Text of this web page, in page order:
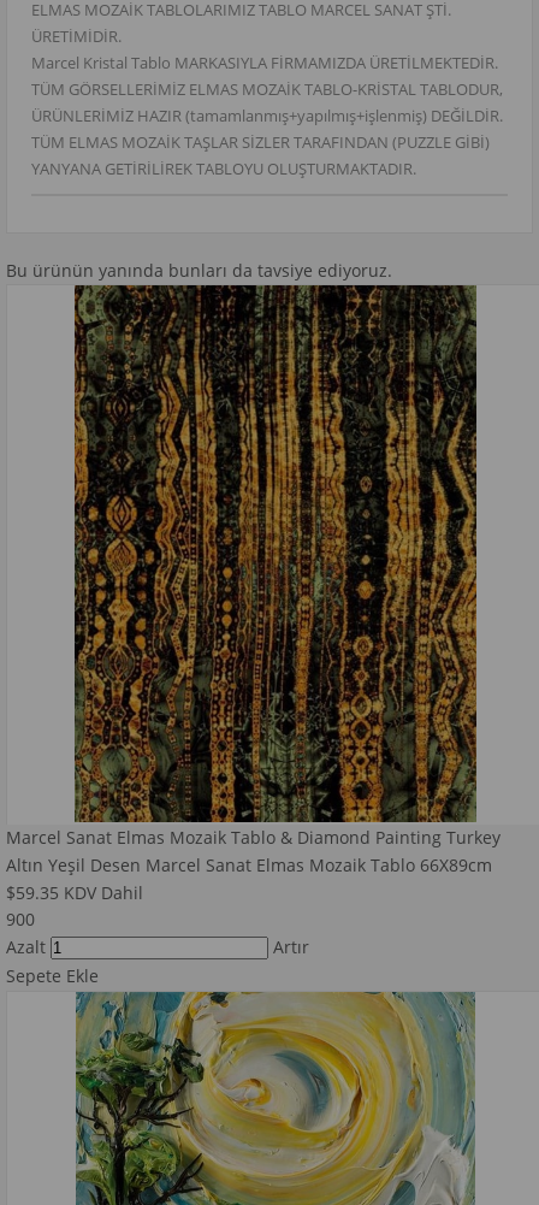
ELMAS MOZAİK TABLOLARIMIZ TABLO MARCEL SANAT ŞTİ.
ÜRETİMİDİR.
Marcel Kristal Tablo MARKASIYLA FİRMAMIZDA ÜRETİLMEKTEDİR.
TÜM GÖRSELLERİMİZ ELMAS MOZAİK TABLO-KRİSTAL TABLODUR,
ÜRÜNLERİMİZ HAZIR (tamamlanmış+yapılmış+işlenmiş) DEĞİLDİR.
TÜM ELMAS MOZAİK TAŞLAR SİZLER TARAFINDAN (PUZZLE GİBİ)
YANYANA GETİRİLİREK TABLOYU OLUŞTURMAKTADIR.
Bu ürünün yanında bunları da tavsiye ediyoruz.
Marcel Sanat Elmas Mozaik Tablo & Diamond Painting Turkey
Altın Yeşil Desen Marcel Sanat Elmas Mozaik Tablo 66X89cm
$59.35 KDV Dahil
900
Azalt
Artır
Sepete Ekle